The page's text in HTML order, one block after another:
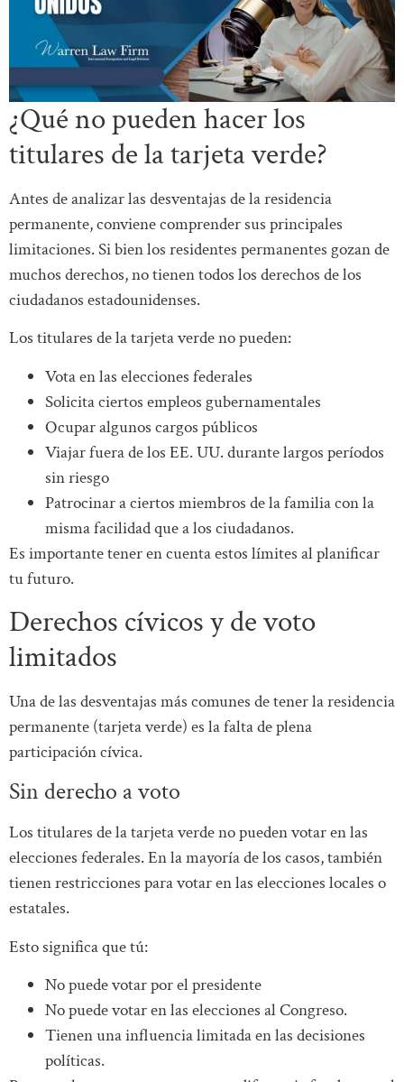
¿Qué no pueden hacer los
titulares de la tarjeta verde?
Antes de analizar las desventajas de la residencia
permanente, conviene comprender sus principales
limitaciones. Si bien los residentes permanentes gozan de
muchos derechos, no tienen todos los derechos de los
ciudadanos estadounidenses.
Los titulares de la tarjeta verde no pueden:
Vota en las elecciones federales
Solicita ciertos empleos gubernamentales
Ocupar algunos cargos públicos
Viajar fuera de los EE. UU. durante largos períodos
sin riesgo
Patrocinar a ciertos miembros de la familia con la
misma facilidad que a los ciudadanos.
Es importante tener en cuenta estos límites al planificar
tu futuro.
Derechos cívicos y de voto
limitados
Una de las desventajas más comunes de tener la residencia
permanente (tarjeta verde) es la falta de plena
participación cívica.
Sin derecho a voto
Los titulares de la tarjeta verde no pueden votar en las
elecciones federales. En la mayoría de los casos, también
tienen restricciones para votar en las elecciones locales o
estatales.
Esto significa que tú:
No puede votar por el presidente
No puede votar en las elecciones al Congreso.
Tienen una influencia limitada en las decisiones
políticas.